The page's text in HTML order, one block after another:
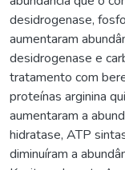
desidrogenase,
aumentaram
desidrogenase e
tratamento com
proteínas arginina
aumentaram a
hidratase, ATP
diminuíram a